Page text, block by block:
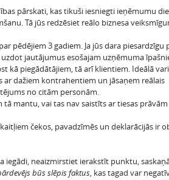
pārskati, kas tikuši iesniegti ieņēmumu
Tā jūs redzēsiet reālo biznesa
par pēdējiem 3 gadiem. Ja jūs dara piesardzīgu
jautājumus esošajam uzņēmuma
kā piegādātājiem, tā arī klientiem. Ideālā
ar dažiem kontrahentiem un jāsaņem reālais
no citām personām.
tā mantu, vai tas nav saistīts ar tiesas
čekos, pavadzīmēs un deklarācijās ir
iegādi, neaizmirstiet ierakstīt punktu,
būs slēpis faktus , kas tagad var